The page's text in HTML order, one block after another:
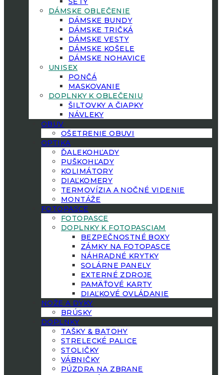
DÁMSKE OBLEČENIE
DÁMSKE BUNDY
DÁMSKE TRIČKÁ
DÁMSKE VESTY
DÁMSKE KOŠELE
DÁMSKE NOHAVICE
UNISEX
PONČÁ
MASKOVANIE
DOPLNKY K OBLEČENIU
ŠILTOVKY A ČIAPKY
NÁVLEKY
OBUV
OŠETRENIE OBUVI
OPTIKA
ĎALEKOHĽADY
PUŠKOHĽADY
KOLIMÁTORY
DIAĽKOMERY
TERMOVÍZIA A NOČNÉ VIDENIE
MONTÁŽE
FOTOPASCE
FOTOPASCE
DOPLNKY K FOTOPASCIAM
BEZPEČNOSTNÉ BOXY
ZÁMKY NA FOTOPASCE
NÁHRADNÉ KRYTKY
SOLÁRNE PANELY
EXTERNÉ ZDROJE
PAMÄŤOVÉ KARTY
DIAĽKOVÉ OVLÁDANIE
NOŽE A DÝKY
BRÚSKY
DOPLNKY
TAŠKY & BATOHY
STRELECKÉ PALICE
STOLIČKY
VÁBNIČKY
PÚZDRA NA ZBRANE